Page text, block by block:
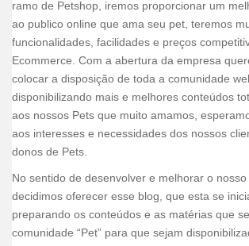
t
ramo de Petshop, iremos proporcionar um
ao publico online que ama seu pet, teremos
funcionalidades, facilidades e preços
Ecommerce. Com a abertura da empresa
colocar a disposição de toda a comunidade
disponibilizando mais e melhores conteúdos
aos nossos Pets que muito amamos,
aos interesses e necessidades dos nossos
donos de Pets.
No sentido de desenvolver e melhorar o
decidimos oferecer esse blog, que esta se
preparando os conteúdos e as matérias que
comunidade “Pet” para que sejam